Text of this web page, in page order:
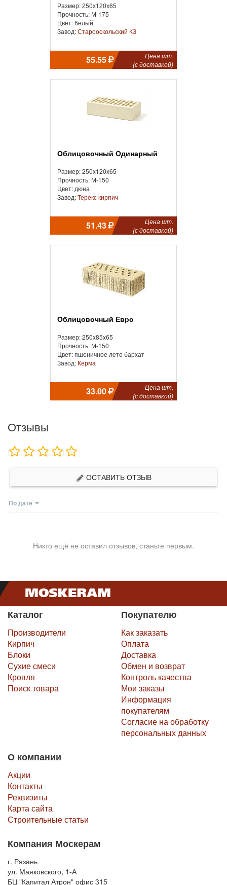
Размер: 250x120x65
Прочность: М-175
Цвет: белый
Завод:Старооскольский КЗ
55.55
Цена шт.
(с доставкой)
Облицовочный Одинарный
Размер: 250x120x65
Прочность: М-150
Цвет: дюна
Завод:Терекс кирпич
51.43
Цена шт.
(с доставкой)
Облицовочный Евро
Размер: 250x85x65
Прочность: М-150
Цвет: пшеничное лето бархат
Завод: Керма
33.00
Цена шт.
(с доставкой)
Отзывы
ОСТАВИТЬ ОТЗЫВ
По дате
Никто ещё не оставил отзывов, станьте первым.
Каталог
Производители
Кирпич
Блоки
Сухие смеси
Кровля
Поиск товара
Покупателю
Как заказать
Оплата
Доставка
Обмен и возврат
Контроль качества
Мои заказы
Информация
покупателям
Согласие на обработку
персональных данных
О компании
Акции
Контакты
Реквизиты
Карта сайта
Строительные статьи
Компания Москерам
г. Рязань
ул. Маяковского, 1-А
БЦ "Капитал Атрон" офис 315